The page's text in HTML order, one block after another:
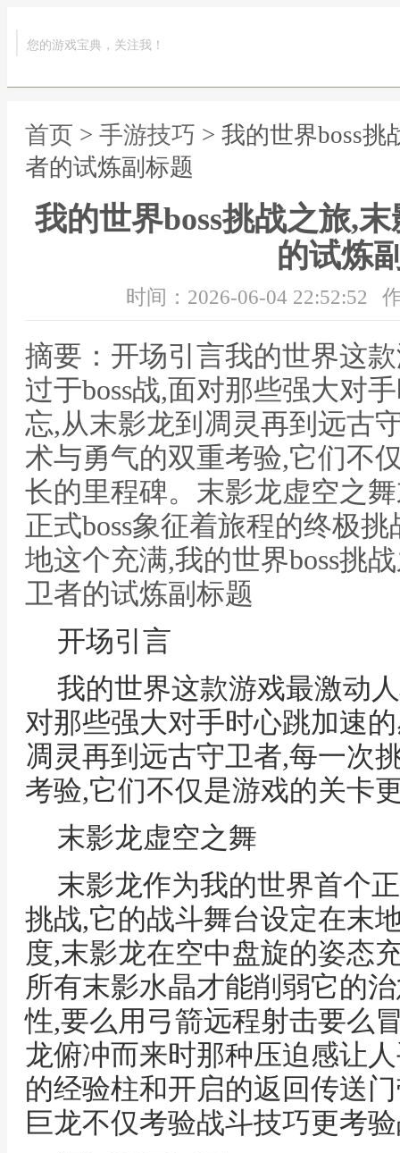
您的游戏宝典，关注我！
首页 > 手游技巧 > 我的世界boss
者的试炼副标题
我的世界boss挑战之旅,
的试炼
时间：2026-06-04 22:52:52
摘要：开场引言我的世界这
过于boss战,面对那些强大对
忘,从末影龙到凋灵再到远古
术与勇气的双重考验,它们不
长的里程碑。末影龙虚空之
正式boss象征着旅程的终极
地这个充满,我的世界boss挑
卫者的试炼副标题
开场引言
我的世界这款游戏最激动
对那些强大对手时心跳加速
凋灵再到远古守卫者,每一次
考验,它们不仅是游戏的关卡
末影龙虚空之舞
末影龙作为我的世界首个
挑战,它的战斗舞台设定在末
度,末影龙在空中盘旋的姿态
所有末影水晶才能削弱它的
性,要么用弓箭远程射击要么
龙俯冲而来时那种压迫感让
的经验柱和开启的返回传送
巨龙不仅考验战斗技巧更考